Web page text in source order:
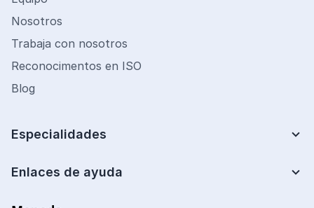
Nosotros
Trabaja con nosotros
Reconocimentos en ISO
Blog
Especialidades
Lean Six Sigma
Mejora de Procesos
Enlaces de ayuda
Centro de ayuda
Preguntas frecuentes